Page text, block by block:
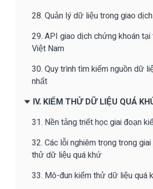
28. Quản lý dữ liệu trong giao
29. API giao dịch chứng khoán
Việt Nam
30. Quy trình tìm kiếm nguồn dữ
nhất
IV. KIỂM THỬ DỮ LIỆU QUÁ
31. Nền tảng triết học giai đoạn
32. Các lỗi nghiêm trọng trong
thử dữ liệu quá khứ
33. Mô-đun kiểm thử dữ liệu quá